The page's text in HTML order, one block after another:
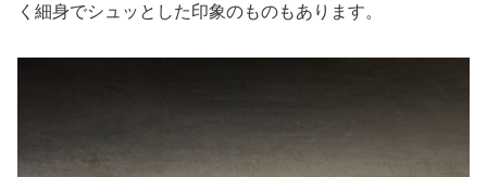
く細身でシュッとした印象のものもあります。